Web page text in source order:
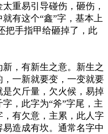
重易引导碰伤，砸伤，
有这个“鑫”字，基本上
把手指甲给砸掉了，此
，有新生之意。新生之
一新就要变，一变就要
欠斤量，欠火候，易掉
，此字为“斧”字尾，主
有欠意，主累，此人字
造成有坎。通常名字中